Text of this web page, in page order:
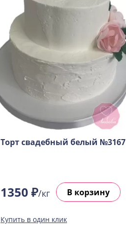
Торт свадебный белый №3167
1350 ₽/кг В корзину
Купить в один клик